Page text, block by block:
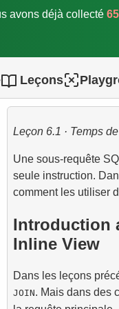
avons déjà collecté
Leçons
Leçon 6.1 · Temps
Une sous-requête
seule instruction.
comment les utiliser
Introduction
Inline View
Dans les leçons
JOIN. Mais dans des